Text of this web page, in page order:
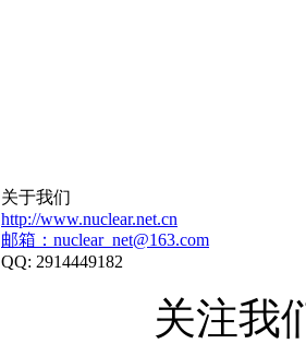
关于我们
http://www.nuclear.net.cn
邮箱：nuclear_net@163.com
QQ: 2914449182
关注我